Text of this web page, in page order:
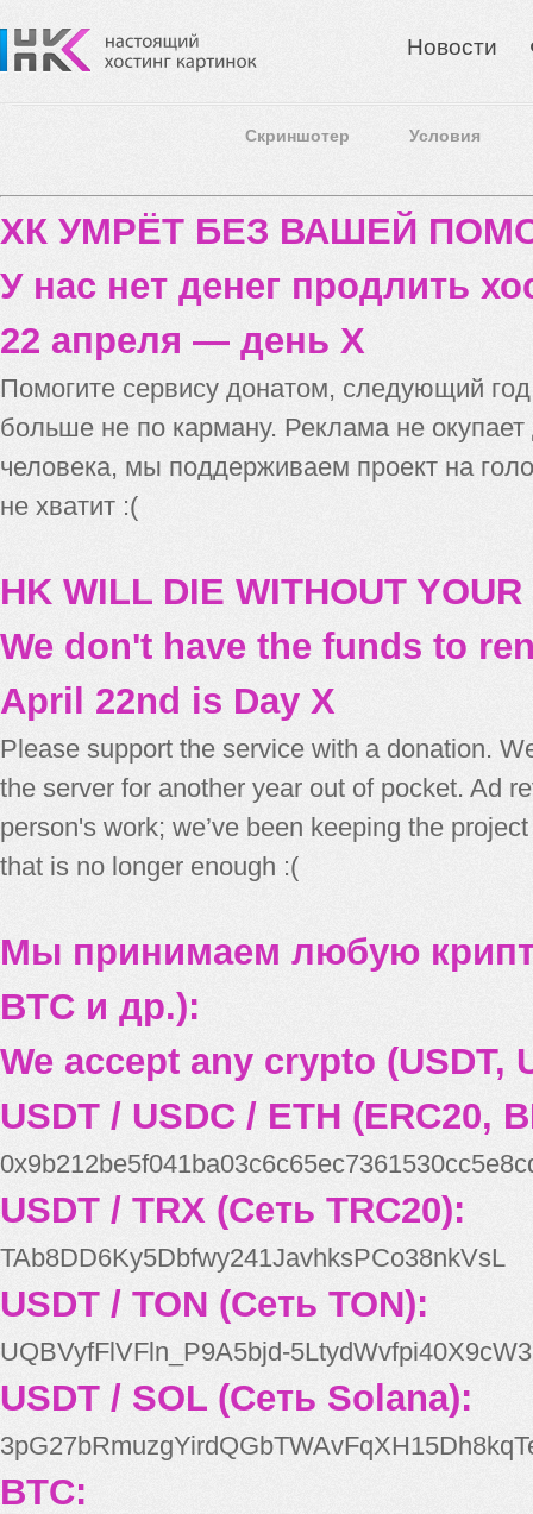
Новости
Скриншотер Условия
ХК УМРЁТ БЕЗ ВАШЕЙ
У нас нет денег продлить
22 апреля — день X
Помогите сервису донатом, следующий
больше не по карману. Реклама не
человека, мы поддерживаем проект на
не хватит :(
HK WILL DIE WITHOUT
We don't have the funds to
April 22nd is Day X
Please support the service with a donation.
the server for another year out of pocket. Ad
person's work; we’ve been keeping the
that is no longer enough :(
Мы принимаем любую
BTC и др.):
We accept any crypto (USDT,
USDT / USDC / ETH (ERC20,
USDT / TRX (Сеть TRC20):
TAb8DD6Ky5Dbfwy241JavhksPCo38nkVsL
USDT / TON (Сеть TON):
UQBVyfFlVFln_P9A5bjd-
USDT / SOL (Сеть Solana):
BTC: